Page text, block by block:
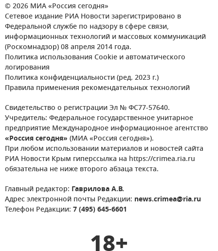
© 2026 МИА «Россия сегодня»
Сетевое издание РИА Новости зарегистрировано в
Федеральной службе по надзору в сфере связи,
информационных технологий и массовых коммуникаций
(Роскомнадзор) 08 апреля 2014 года.
Политика использования Cookie и автоматического
логирования
Политика конфиденциальности (ред. 2023 г.)
Правила применения рекомендательных технологий
Свидетельство о регистрации Эл № ФС77-57640.
Учредитель: Федеральное государственное унитарное
предприятие Международное информационное агентство
«Россия сегодня» (МИА «Россия сегодня»).
При любом использовании материалов и новостей сайта
РИА Новости Крым гиперссылка на https://crimea.ria.ru
обязательна не ниже второго абзаца текста.
Главный редактор: Гаврилова А.В.
Адрес электронной почты Редакции: news.crimea@ria.ru
Телефон Редакции: 7 (495) 645-6601